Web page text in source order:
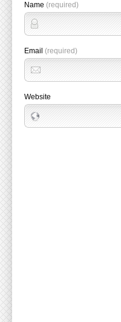
Name (required)
Email (required)
Website